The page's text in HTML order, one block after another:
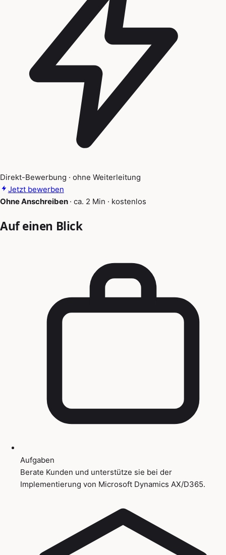
Direkt-Bewerbung · ohne Weiterleitung
Jetzt bewerben
Ohne Anschreiben · ca. 2 Min · kostenlos
Auf einen Blick
Aufgaben
Berate Kunden und unterstütze sie bei der
Implementierung von Microsoft Dynamics AX/D365.